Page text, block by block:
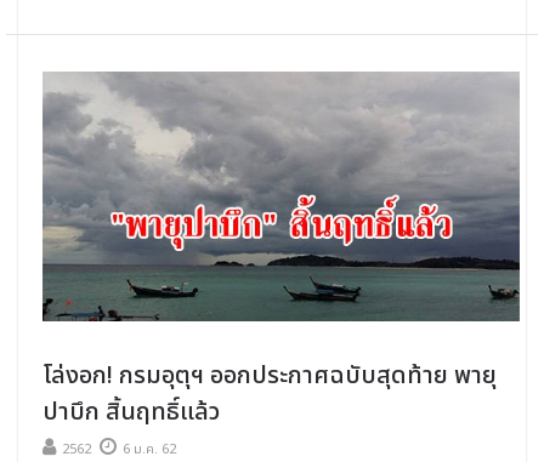
โล่งอก! กรมอุตุฯ ออกประกาศฉบับสุดท้าย พายุ
ปาบึก สิ้นฤทธิ์แล้ว
2562 6 ม.ค. 62